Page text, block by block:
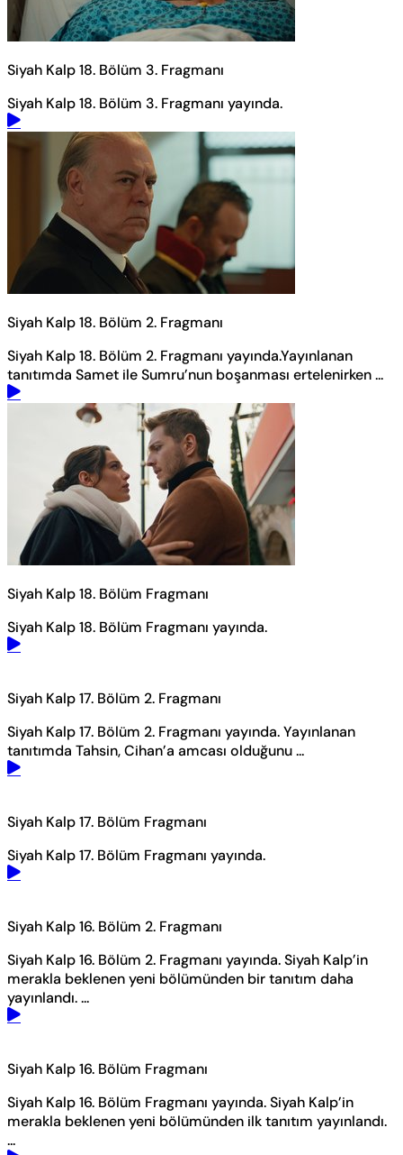
Siyah Kalp 18. Bölüm 3. Fragmanı
Siyah Kalp 18. Bölüm 3. Fragmanı yayında.
Siyah Kalp 18. Bölüm 2. Fragmanı
Siyah Kalp 18. Bölüm 2. Fragmanı yayında.Yayınlanan
tanıtımda Samet ile Sumru’nun boşanması ertelenirken ...
Siyah Kalp 18. Bölüm Fragmanı
Siyah Kalp 18. Bölüm Fragmanı yayında.
Siyah Kalp 17. Bölüm 2. Fragmanı
Siyah Kalp 17. Bölüm 2. Fragmanı yayında. Yayınlanan
tanıtımda Tahsin, Cihan’a amcası olduğunu ...
Siyah Kalp 17. Bölüm Fragmanı
Siyah Kalp 17. Bölüm Fragmanı yayında.
Siyah Kalp 16. Bölüm 2. Fragmanı
Siyah Kalp 16. Bölüm 2. Fragmanı yayında. Siyah Kalp’in
merakla beklenen yeni bölümünden bir tanıtım daha
yayınlandı. ...
Siyah Kalp 16. Bölüm Fragmanı
Siyah Kalp 16. Bölüm Fragmanı yayında. Siyah Kalp’in
merakla beklenen yeni bölümünden ilk tanıtım yayınlandı.
...